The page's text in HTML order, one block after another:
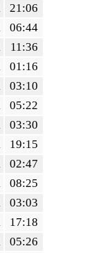
21:06
06:44
11:36
01:16
03:10
05:22
03:30
19:15
02:47
08:25
03:03
17:18
05:26